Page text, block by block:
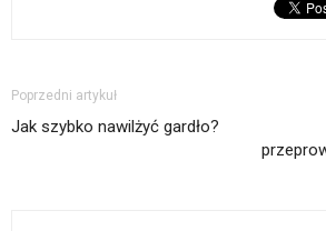
Poprzedni artykuł
Jak szybko nawilżyć gardło?